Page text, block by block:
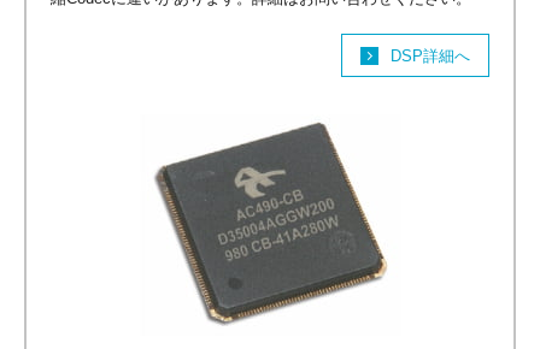
DSP詳細へ